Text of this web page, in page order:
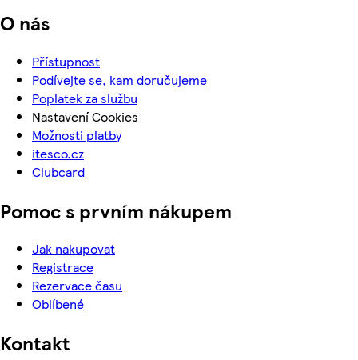
O nás
Přístupnost
Podívejte se, kam doručujeme
Poplatek za službu
Nastavení Cookies
Možnosti platby
itesco.cz
Clubcard
Pomoc s prvním nákupem
Jak nakupovat
Registrace
Rezervace času
Oblíbené
Kontakt